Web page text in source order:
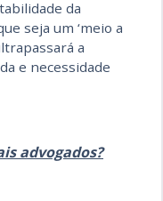
da
seja um ‘meio a
a
e necessidade
advogados?